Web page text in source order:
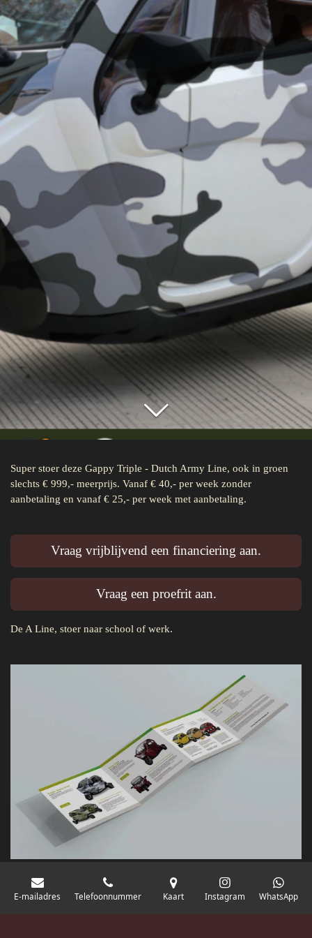
Super stoer deze Gappy Triple - Dutch Army Line, ook in groen
slechts € 999,- meerprijs. Vanaf € 40,- per week zonder
aanbetaling en vanaf € 25,- per week met aanbetaling.
Vraag vrijblijvend een financiering aan.
Vraag een proefrit aan.
De A Line, stoer naar school of werk.
E-mailadres Telefoonnummer Kaart Instagram WhatsApp